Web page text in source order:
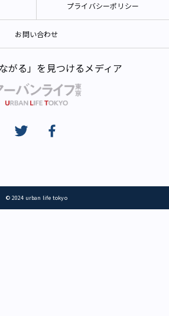
プライバシーポリシー
お問い合わせ
がる」を見つけるメディア
© 2024 urban life tokyo